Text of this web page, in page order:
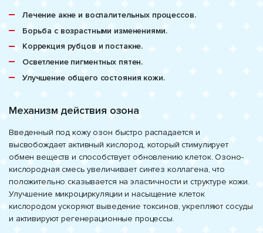
Лечение акне и воспалительных процессов.
Борьба с возрастными изменениями.
Коррекция рубцов и постакне.
Осветление пигментных пятен.
Улучшение общего состояния кожи.
Механизм действия озона
Введенный под кожу озон быстро распадается и
высвобождает активный кислород, который стимулирует
обмен веществ и способствует обновлению клеток. Озоно-
кислородная смесь увеличивает синтез коллагена, что
положительно сказывается на эластичности и структуре кожи.
Улучшение микроциркуляции и насыщение клеток
кислородом ускоряют выведение токсинов, укрепляют сосуды
и активируют регенерационные процессы.